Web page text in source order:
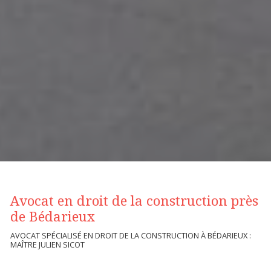
Avocat en droit de la construction près
de Bédarieux
AVOCAT SPÉCIALISÉ EN DROIT DE LA CONSTRUCTION À BÉDARIEUX :
MAÎTRE JULIEN SICOT